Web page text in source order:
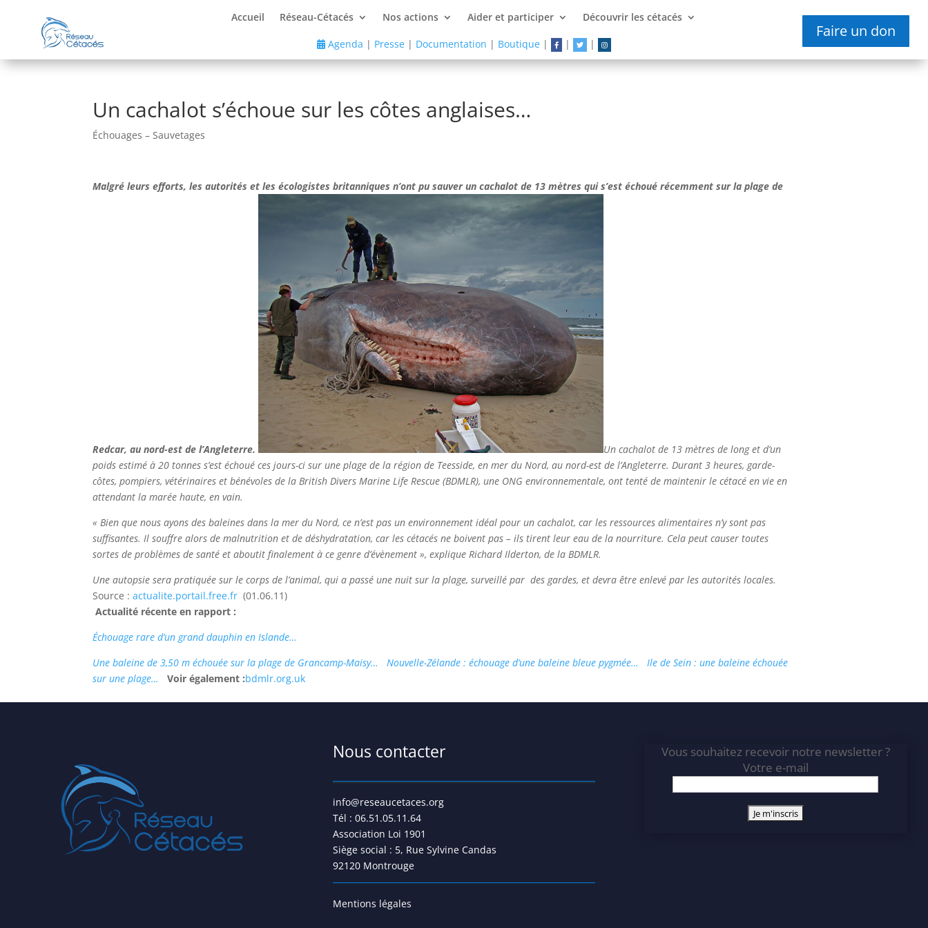
Accueil Réseau-Cétacés Nos actions Aider et participer Découvrir les cétacés
Agenda | Presse| Documentation | Boutique| | |
Faire un don
Un cachalot s’échoue sur les côtes anglaises…
Échouages – Sauvetages
Malgré leurs efforts, les autorités et les écologistes britanniques n’ont pu sauver un cachalot de 13 mètres qui s’est échoué récemment sur la plage de
Redcar, au nord-est de l’Angleterre.
Un cachalot de 13 mètres de long et d’un
poids estimé à 20 tonnes s’est échoué ces jours-ci sur une plage de la région de Teesside, en mer du Nord, au nord-est de l’Angleterre. Durant 3 heures, garde-
côtes, pompiers, vétérinaires et bénévoles de la British Divers Marine Life Rescue (BDMLR), une ONG environnementale, ont tenté de maintenir le cétacé en vie en
attendant la marée haute, en vain.
« Bien que nous ayons des baleines dans la mer du Nord, ce n’est pas un environnement idéal pour un cachalot, car les ressources alimentaires n’y sont pas
suffisantes. Il souffre alors de malnutrition et de déshydratation, car les cétacés ne boivent pas – ils tirent leur eau de la nourriture. Cela peut causer toutes
sortes de problèmes de santé et aboutit finalement à ce genre d’évènement », explique Richard Ilderton, de la BDMLR.
Une autopsie sera pratiquée sur le corps de l’animal, qui a passé une nuit sur la plage, surveillé par des gardes, et devra être enlevé par les autorités locales.
Source :actualite.portail.free.fr (01.06.11)
Actualité récente en rapport :
Échouage rare d’un grand dauphin en Islande…
Une baleine de 3,50 m échouée sur la plage de Grancamp-Maisy…
Nouvelle-Zélande : échouage d’une baleine bleue pygmée…
Ile de Sein : une baleine échouée
sur une plage…
Voir également :bdmlr.org.uk
Nous contacter
info@reseaucetaces.org
Tél : 06.51.05.11.64
Association Loi 1901
Siège social : 5, Rue Sylvine Candas
92120 Montrouge
Mentions légales
Vous souhaitez recevoir notre newsletter ?
Votre e-mail